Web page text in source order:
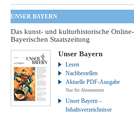
UNSER BAYERN
Das kunst- und kulturhistorische
Bayerischen Staatszeitung
Unser Bayern
Lesen
Nachbestellen
Aktuelle PDF-Ausgabe
Nur für Abonnenten
Unser Bayern –
Inhaltsverzeichnisse